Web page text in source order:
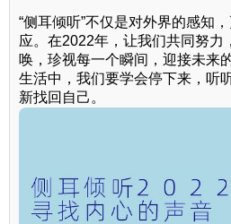
“侧耳倾听”不仅是对外界的感知
应。在2022年，让我们共同努力
唤，珍视每一个瞬间，迎接未来
生活中，我们要学会停下来，听
新找回自己。